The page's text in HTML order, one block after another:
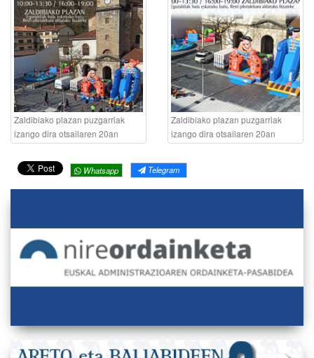
Zaldibiako plazan puzgarriak
izango dira otsailaren 20an
Zaldibiako plazan puzgarriak
izango dira otsailaren 20an
Whatsapp Telegram